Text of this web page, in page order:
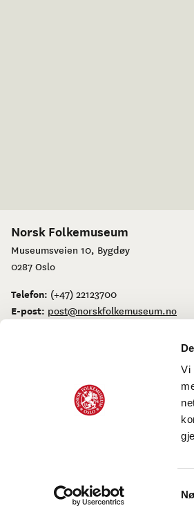
Vi
Norsk Folkemuseum
Museumsveien 10, Bygdøy
0287 Oslo
Telefon: (+47) 22123700
E-post: post@norskfolkemuseum.no
Personvernerklæring og bruk av
Youtube